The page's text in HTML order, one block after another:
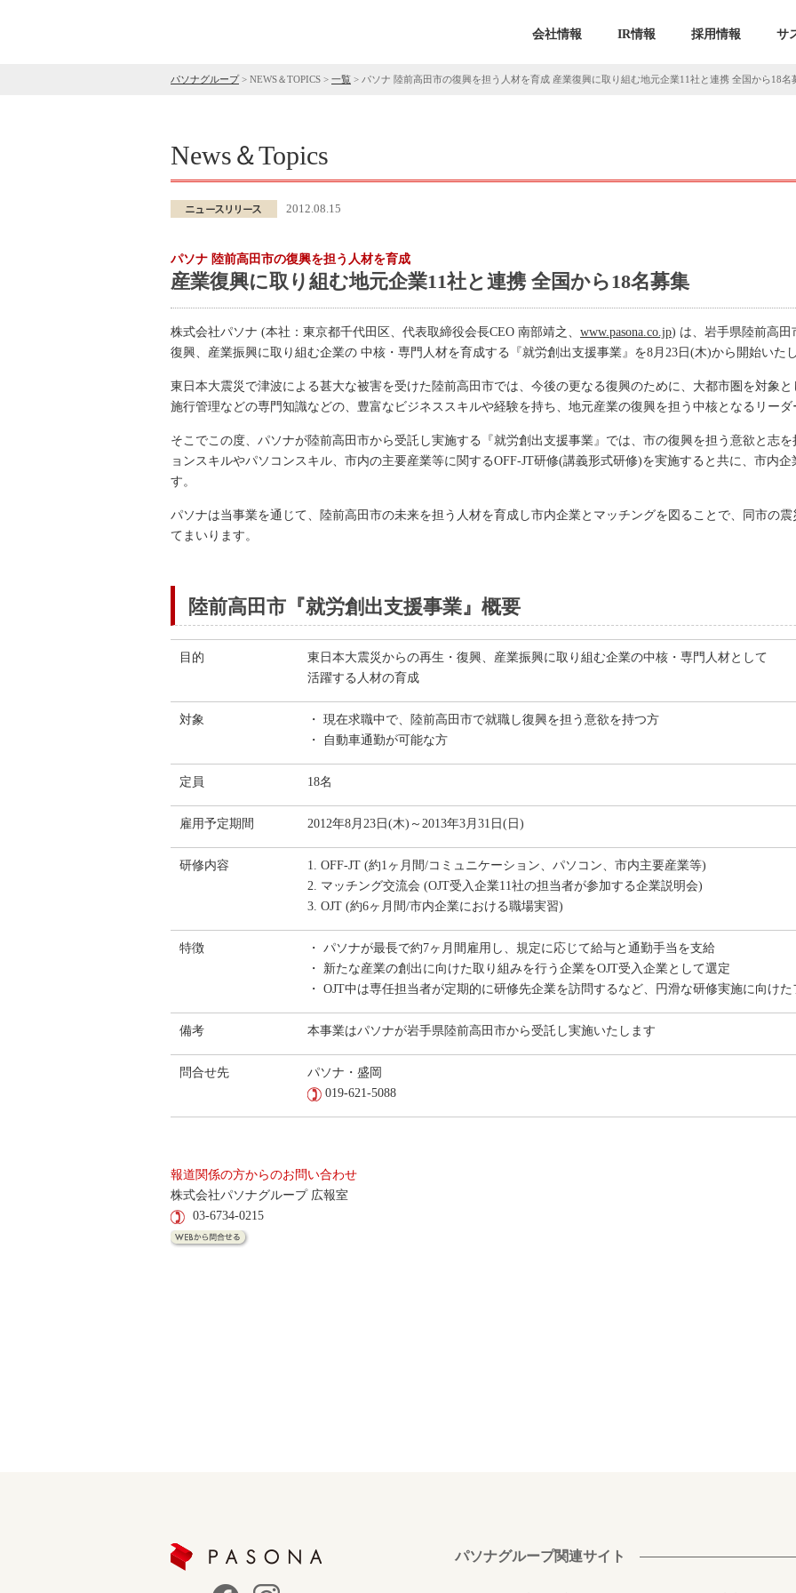
会社情報 IR情報 採用情報 サ
パソナグループ> NEWS＆TOPICS > 一覧 > パソナ 陸前高田市の復興を担う人材を育成 産業復興に取り組む地元企業11社と連携 全国から18名
News＆Topics
2012.08.15
パソナ 陸前高田市の復興を担う人材を育成
産業復興に取り組む地元企業11社と連携 全国から18名募集
株式会社パソナ (本社：東京都千代田区、代表取締役会長CEO 南部靖之、 www.pasona.co.jp) は、岩手県陸前高田
復興、産業振興に取り組む企業の 中核・専門人材を育成する『就労創出支援事業』を8月23日(木)から開始いたし
東日本大震災で津波による甚大な被害を受けた陸前高田市では、今後の更なる復興のために、大都市圏を対象と
施行管理などの専門知識などの、豊富なビジネススキルや経験を持ち、地元産業の復興を担う中核となるリーダ
そこでこの度、パソナが陸前高田市から受託し実施する『就労創出支援事業』では、市の復興を担う意欲と志
ョンスキルやパソコンスキル、市内の主要産業等に関するOFF‐JT研修(講義形式研修)を実施すると共に、市内
す。
パソナは当事業を通じて、陸前高田市の未来を担う人材を育成し市内企業とマッチングを図ることで、同市の
てまいります。
陸前高田市『就労創出支援事業』概要
目的
東日本大震災からの再生・復興、産業振興に取り組む企業の中核・専門人材として
活躍する人材の育成
対象
・ 現在求職中で、陸前高田市で就職し復興を担う意欲を持つ方
・ 自動車通勤が可能な方
定員 18名
雇用予定期間 2012年8月23日(木)～2013年3月31日(日)
研修内容
1. OFF‐JT (約1ヶ月間/コミュニケーション、パソコン、市内主要産業等)
2. マッチング交流会 (OJT受入企業11社の担当者が参加する企業説明会)
3. OJT (約6ヶ月間/市内企業における職場実習)
特徴
・ パソナが最長で約7ヶ月間雇用し、規定に応じて給与と通勤手当を支給
・ 新たな産業の創出に向けた取り組みを行う企業をOJT受入企業として選定
・ OJT中は専任担当者が定期的に研修先企業を訪問するなど、円滑な研修実施に向け
備考 本事業はパソナが岩手県陸前高田市から受託し実施いたします
問合せ先
パソナ・盛岡
019-621-5088
報道関係の方からのお問い合わせ
株式会社パソナグループ 広報室
03-6734-0215
パソナグループ関連サイト